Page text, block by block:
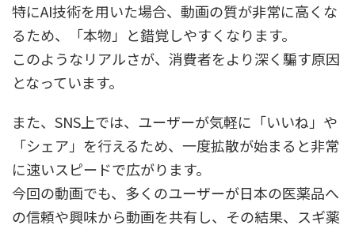
特にAI技術を用いた場合、動画の質が非常に高くな
るため、「本物」と錯覚しやすくなります。
このようなリアルさが、消費者をより深く騙す原因
となっています。
また、SNS上では、ユーザーが気軽に「いいね」や
「シェア」を行えるため、一度拡散が始まると非常
に速いスピードで広がります。
今回の動画でも、多くのユーザーが日本の医薬品へ
の信頼や興味から動画を共有し、その結果、スギ薬